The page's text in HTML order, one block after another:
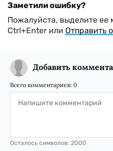
Заметили ошибку?
Пожалуйста, выделите
Ctrl+Enter или Отправить
Добавить
Всего комментариев: 0
Осталось символов: 2000